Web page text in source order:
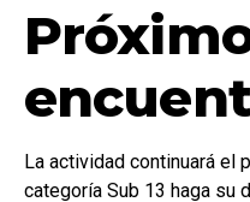
La actividad continuará el
categoría Sub 13 haga su